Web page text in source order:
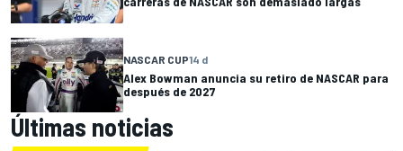
NASCAR CUP14 d
Alex Bowman anuncia su retiro de NASCAR para
después de 2027
Últimas noticias